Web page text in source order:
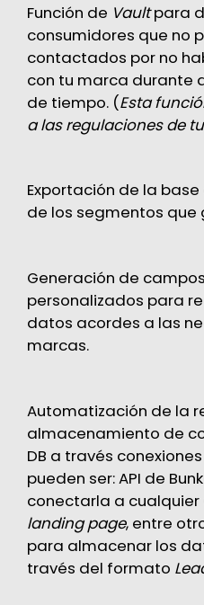
Función de Vaultpara
consumidores que no
contactados por no
con tu marca durante
de tiempo. (Esta
a las regulaciones de
Exportación de la
de los segmentos que
Generación de campos
personalizados para
datos acordes a las
marcas.
Automatización de la
almacenamiento de
DB a través
pueden ser: API de
conectarla a cualquier
landing page, entre
para almacenar los
través del formato